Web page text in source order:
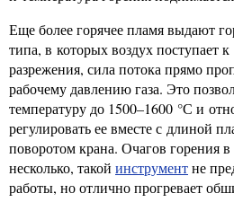
Еще более горячее пламя выдают
типа, в которых воздух поступает к
разрежения, сила потока прямо
рабочему давлению газа. Это
температуру до 1500–1600 °С и
регулировать ее вместе с длиной
поворотом крана. Очагов горения
несколько, такой инструментне
работы, но отлично прогревает